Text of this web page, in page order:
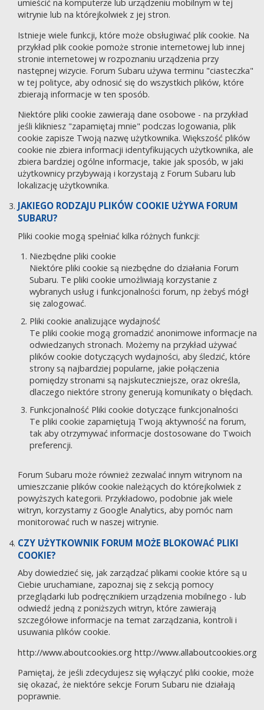
umieścić na komputerze lub urządzeniu mobilnym w tej
witrynie lub na którejkolwiek z jej stron.
Istnieje wiele funkcji, które może obsługiwać plik cookie. Na
przykład plik cookie pomoże stronie internetowej lub innej
stronie internetowej w rozpoznaniu urządzenia przy
następnej wizycie. Forum Subaru używa terminu "ciasteczka"
w tej polityce, aby odnosić się do wszystkich plików, które
zbierają informacje w ten sposób.
Niektóre pliki cookie zawierają dane osobowe - na przykład
jeśli klikniesz "zapamiętaj mnie" podczas logowania, plik
cookie zapisze Twoją nazwę użytkownika. Większość plików
cookie nie zbiera informacji identyfikujących użytkownika, ale
zbiera bardziej ogólne informacje, takie jak sposób, w jaki
użytkownicy przybywają i korzystają z Forum Subaru lub
lokalizację użytkownika.
JAKIEGO RODZAJU PLIKÓW COOKIE UŻYWA FORUM
SUBARU?
Pliki cookie mogą spełniać kilka różnych funkcji:
Niezbędne pliki cookie
Niektóre pliki cookie są niezbędne do działania Forum
Subaru. Te pliki cookie umożliwiają korzystanie z
wybranych usług i funkcjonalności forum, np żebyś mógł
się zalogować.
Pliki cookie analizujące wydajność
Te pliki cookie mogą gromadzić anonimowe informacje na
odwiedzanych stronach. Możemy na przykład używać
plików cookie dotyczących wydajności, aby śledzić, które
strony są najbardziej popularne, jakie połączenia
pomiędzy stronami są najskuteczniejsze, oraz określa,
dlaczego niektóre strony generują komunikaty o błędach.
Funkcjonalność Pliki cookie dotyczące funkcjonalności
Te pliki cookie zapamiętują Twoją aktywność na forum,
tak aby otrzymywać informacje dostosowane do Twoich
preferencji.
Forum Subaru może również zezwalać innym witrynom na
umieszczanie plików cookie należących do którejkolwiek z
powyższych kategorii. Przykładowo, podobnie jak wiele
witryn, korzystamy z Google Analytics, aby pomóc nam
monitorować ruch w naszej witrynie.
CZY UŻYTKOWNIK FORUM MOŻE BLOKOWAĆ PLIKI
COOKIE?
Aby dowiedzieć się, jak zarządzać plikami cookie które są u
Ciebie uruchamiane, zapoznaj się z sekcją pomocy
przeglądarki lub podręcznikiem urządzenia mobilnego - lub
odwiedź jedną z poniższych witryn, które zawierają
szczegółowe informacje na temat zarządzania, kontroli i
usuwania plików cookie.
http://www.aboutcookies.org http://www.allaboutcookies.org
Pamiętaj, że jeśli zdecydujesz się wyłączyć pliki cookie, może
się okazać, że niektóre sekcje Forum Subaru nie działają
poprawnie.